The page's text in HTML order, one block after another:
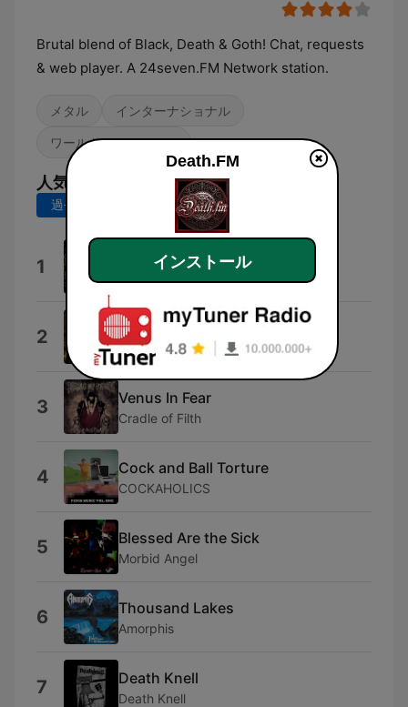
Brutal blend of Black, Death & Goth! Chat, requests
& web player. A 24seven.FM Network station.
メタル インターナショナル
ワールドミュージック
人気の曲
過去7日間 過去30日間
1 Underground Assault
Hymen Holocaust
2 Viribus Unitis
Dragony
3 Venus In Fear
Cradle of Filth
4 Cock and Ball Torture
COCKAHOLICS
5 Blessed Are the Sick
Morbid Angel
6 Thousand Lakes
Amorphis
7 Death Knell
Death Knell
Death.FM
インストール